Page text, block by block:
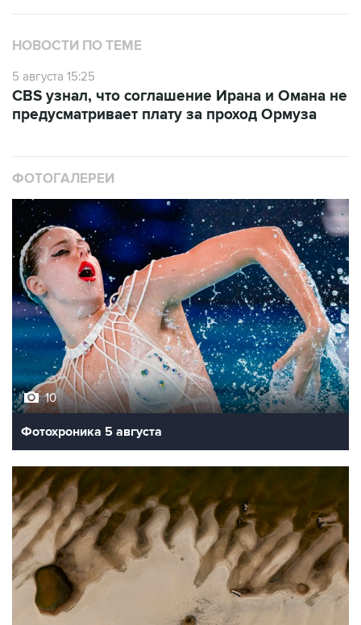
НОВОСТИ ПО ТЕМЕ
5 августа 15:25
CBS узнал, что соглашение Ирана и Омана не
предусматривает плату за проход Ормуза
ФОТОГАЛЕРЕИ
10
Фотохроника 5 августа